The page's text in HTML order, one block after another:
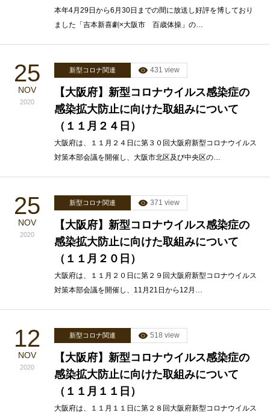
本年4月29日から6月30日までの間に放送し好評を博しており
ました「吉本新喜劇×大阪市 百歳体操」の…
25
NOV
2020
新型コロナ関連 431 view
【大阪府】新型コロナウイルス感染症の
感染拡大防止に向けた取組みについて
（１１月２４日）
大阪府は、１１月２４日に第３０回大阪府新型コロナウイルス
対策本部会議を開催し、大阪市北区及び中央区の…
25
NOV
2020
新型コロナ関連 371 view
【大阪府】新型コロナウイルス感染症の
感染拡大防止に向けた取組みについて
（１１月２０日）
大阪府は、１１月２０日に第２９回大阪府新型コロナウイルス
対策本部会議を開催し、11月21日から12月…
12
NOV
2020
新型コロナ関連 518 view
【大阪府】新型コロナウイルス感染症の
感染拡大防止に向けた取組みについて
（１１月１１日）
大阪府は、１１月１１日に第２８回大阪府新型コロナウイルス